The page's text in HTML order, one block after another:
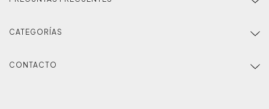
CATEGORÍAS
CONTACTO